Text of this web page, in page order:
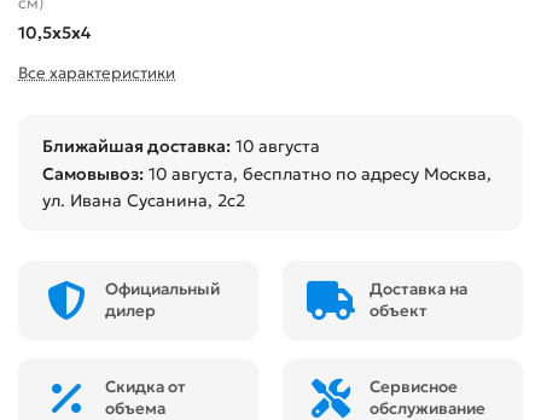
10,5x5x4
Все характеристики
Ближайшая доставка: 10 августа
Самовывоз: 10 августа, бесплатно по адресу Москва,
ул. Ивана Сусанина, 2с2
Официальный
дилер
Доставка на
объект
Скидка от
объема
Сервисное
обслуживание